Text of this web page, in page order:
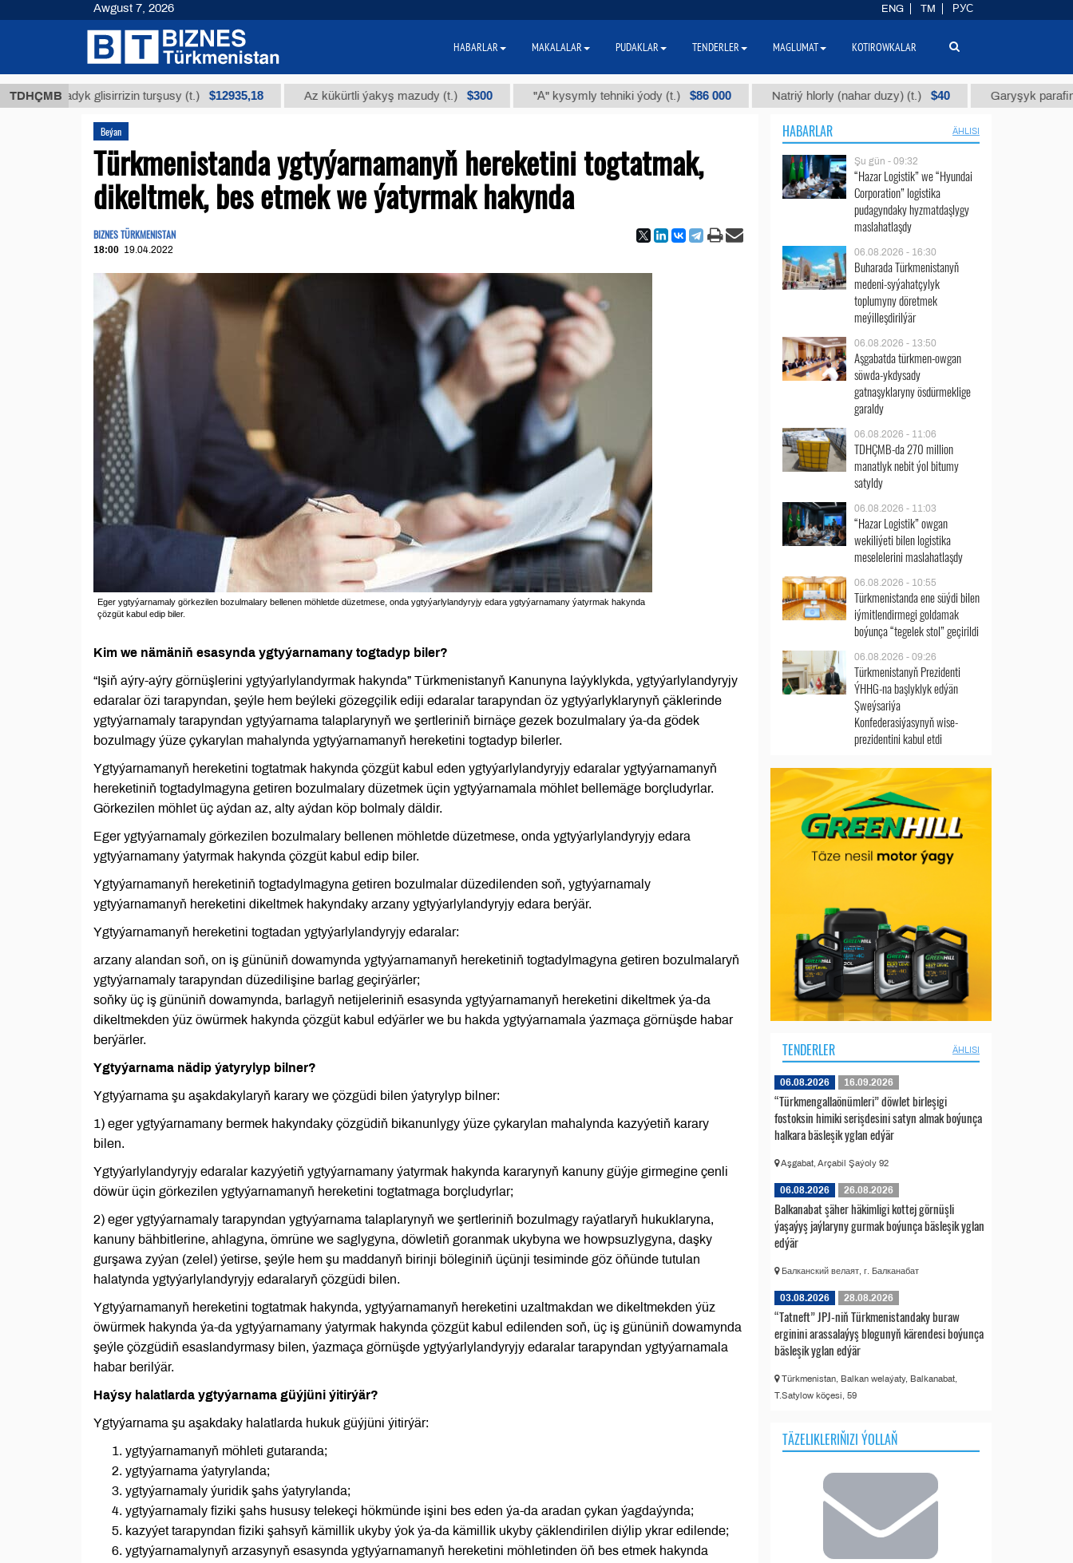
TDHÇMBglisirrizin turşusy (t.) $12935,18 Az kükürtli ýakyş mazudy (t.) $300 "А" kysymly tehniki ýody (t.) $86 000 Natriý hlorly (nahar duzy) (t.) $40 Garyşyk parafin gaçy
Beýan
Türkmenistanda ygtyýarnamanyň hereketini togtatmak,
dikeltmek, bes etmek we ýatyrmak hakynda
BIZNES TÜRKMENISTAN
18:00 19.04.2022
Eger ygtyýarnamaly görkezilen bozulmalary bellenen möhletde düzetmese, onda ygtyýarlylandyryjy edara ygtyýarnamany ýatyrmak hakynda
çözgüt kabul edip biler.
Kim we nämäniň esasynda ygtyýarnamany togtadyp biler?
“Işiň aýry-aýry görnüşlerini ygtyýarlylandyrmak hakynda” Türkmenistanyň Kanunyna laýyklykda, ygtyýarlylandyryjy
edaralar özi tarapyndan, şeýle hem beýleki gözegçilik ediji edaralar tarapyndan öz ygtyýarlyklarynyň çäklerinde
ygtyýarnamaly tarapyndan ygtyýarnama talaplarynyň we şertleriniň birnäçe gezek bozulmalary ýa-da gödek
bozulmagy ýüze çykarylan mahalynda ygtyýarnamanyň hereketini togtadyp bilerler.
Ygtyýarnamanyň hereketini togtatmak hakynda çözgüt kabul eden ygtyýarlylandyryjy edaralar ygtyýarnamanyň
hereketiniň togtadylmagyna getiren bozulmalary düzetmek üçin ygtyýarnamala möhlet bellemäge borçludyrlar.
Görkezilen möhlet üç aýdan az, alty aýdan köp bolmaly däldir.
Eger ygtyýarnamaly görkezilen bozulmalary bellenen möhletde düzetmese, onda ygtyýarlylandyryjy edara
ygtyýarnamany ýatyrmak hakynda çözgüt kabul edip biler.
Ygtyýarnamanyň hereketiniň togtadylmagyna getiren bozulmalar düzedilenden soň, ygtyýarnamaly
ygtyýarnamanyň hereketini dikeltmek hakyndaky arzany ygtyýarlylandyryjy edara berýär.
Ygtyýarnamanyň hereketini togtadan ygtyýarlylandyryjy edaralar:
arzany alandan soň, on iş gününiň dowamynda ygtyýarnamanyň hereketiniň togtadylmagyna getiren bozulmalaryň
ygtyýarnamaly tarapyndan düzedilişine barlag geçirýärler;
soňky üç iş gününiň dowamynda, barlagyň netijeleriniň esasynda ygtyýarnamanyň hereketini dikeltmek ýa-da
dikeltmekden ýüz öwürmek hakynda çözgüt kabul edýärler we bu hakda ygtyýarnamala ýazmaça görnüşde habar
berýärler.
Ygtyýarnama nädip ýatyrylyp bilner?
Ygtyýarnama şu aşakdakylaryň karary we çözgüdi bilen ýatyrylyp bilner:
1) eger ygtyýarnamany bermek hakyndaky çözgüdiň bikanunlygy ýüze çykarylan mahalynda kazyýetiň karary
bilen.
Ygtyýarlylandyryjy edaralar kazyýetiň ygtyýarnamany ýatyrmak hakynda kararynyň kanuny güýje girmegine çenli
döwür üçin görkezilen ygtyýarnamanyň hereketini togtatmaga borçludyrlar;
2) eger ygtyýarnamaly tarapyndan ygtyýarnama talaplarynyň we şertleriniň bozulmagy raýatlaryň hukuklaryna,
kanuny bähbitlerine, ahlagyna, ömrüne we saglygyna, döwletiň goranmak ukybyna we howpsuzlygyna, daşky
gurşawa zyýan (zelel) ýetirse, şeýle hem şu maddanyň birinji böleginiň üçünji tesiminde göz öňünde tutulan
halatynda ygtyýarlylandyryjy edaralaryň çözgüdi bilen.
Ygtyýarnamanyň hereketini togtatmak hakynda, ygtyýarnamanyň hereketini uzaltmakdan we dikeltmekden ýüz
öwürmek hakynda ýa-da ygtyýarnamany ýatyrmak hakynda çözgüt kabul edilenden soň, üç iş gününiň dowamynda
şeýle çözgüdiň esaslandyrmasy bilen, ýazmaça görnüşde ygtyýarlylandyryjy edaralar tarapyndan ygtyýarnamala
habar berilýär.
Haýsy halatlarda ygtyýarnama güýjüni ýitirýär?
Ygtyýarnama şu aşakdaky halatlarda hukuk güýjüni ýitirýär:
ygtyýarnamanyň möhleti gutaranda;
ygtyýarnama ýatyrylanda;
ygtyýarnamaly ýuridik şahs ýatyrylanda;
ygtyýarnamaly fiziki şahs hususy telekeçi hökmünde işini bes eden ýa-da aradan çykan ýagdaýynda;
kazyýet tarapyndan fiziki şahsyň kämillik ukyby ýok ýa-da kämillik ukyby çäklendirilen diýlip ykrar edilende;
ygtyýarnamalynyň arzasynyň esasynda ygtyýarnamanyň hereketini möhletinden öň bes etmek hakynda
HABARLAR ÄHLISI
Şu gün - 09:32
“Hazar Logistik” we “Hyundai
Corporation” logistika
pudagyndaky hyzmatdaşlygy
maslahatlaşdy
06.08.2026 - 16:30
Buharada Türkmenistanyň
medeni-syýahatçylyk
toplumyny döretmek
meýilleşdirilýär
06.08.2026 - 13:50
Aşgabatda türkmen-owgan
söwda-ykdysady
gatnaşyklaryny ösdürmeklige
garaldy
06.08.2026 - 11:06
TDHÇMB-da 270 million
manatlyk nebit ýol bitumy
satyldy
06.08.2026 - 11:03
“Hazar Logistik” owgan
wekiliýeti bilen logistika
meselelerini maslahatlaşdy
06.08.2026 - 10:55
Türkmenistanda ene süýdi bilen
iýmitlendirmegi goldamak
boýunça “tegelek stol” geçirildi
06.08.2026 - 09:26
Türkmenistanyň Prezidenti
ÝHHG-na başlyklyk edýän
Şweýsariýa
Konfederasiýasynyň wise-
prezidentini kabul etdi
TENDERLER ÄHLISI
06.08.2026 16.09.2026
“Türkmengallaönümleri” döwlet birleşigi
fostoksin himiki serişdesini satyn almak boýunça
halkara bäsleşik yglan edýär
Aşgabat, Arçabil Şaýoly 92
06.08.2026 26.08.2026
Balkanabat şäher häkimligi kottej görnüşli
ýaşaýyş jaýlaryny gurmak boýunça bäsleşik yglan
edýär
Балканский велаят, г. Балканабат
03.08.2026 28.08.2026
“Tatneft” JPJ-niň Türkmenistandaky buraw
erginini arassalaýyş blogunyň kärendesi boýunça
bäsleşik yglan edýär
Türkmenistan, Balkan welaýaty, Balkanabat,
T.Satylow köçesi, 59
TÄZELIKLERIŇIZI ÝOLLAŇ
Awgust 7, 2026 ENG TM РУС
HABARLAR MAKALALAR PUDAKLAR TENDERLER MAGLUMAT KOTIROWKALAR